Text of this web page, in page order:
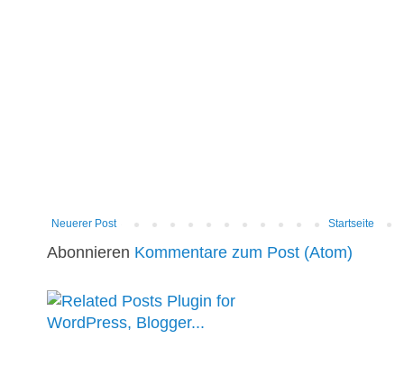
Neuerer Post Startseite
Abonnieren Kommentare zum Post (Atom)